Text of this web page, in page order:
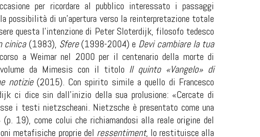
per ricordare al pubblico interessato i passaggi
possibilità di un’apertura verso la reinterpretazione totale
questa l’intenzione di Peter Sloterdijk, filosofo tedesco
cinica(1983), Sfere(1998-2004) e Devi cambiare la tua
a Weimar nel 2000 per il centenario della morte di
da Mimesis con il titolo Il quinto «Vangelo» di
notizie(2015). Con spirito simile a quello di Francesco
ci dice sin dall’inizio della sua prolusione: «Cercate di
i testinietzscheani. Nietzsche è presentato come una
19), come colui che richiamandosi alla reale origine del
metafisiche proprie del ressentiment, lo restituisce alla